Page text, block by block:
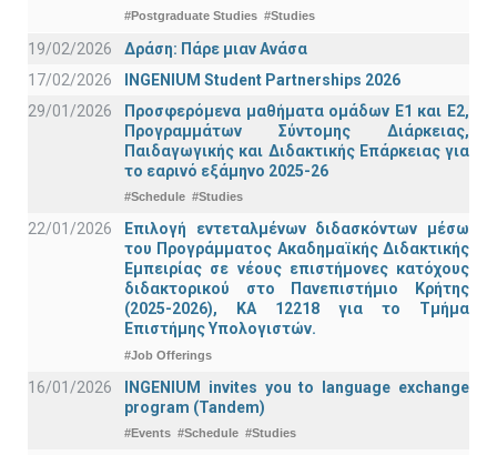
#Postgraduate Studies #Studies
19/02/2026
Δράση: Πάρε μιαν Ανάσα
17/02/2026
INGENIUM Student Partnerships 2026
29/01/2026
Προσφερόμενα μαθήματα ομάδων Ε1 και Ε2,
Προγραμμάτων Σύντομης Διάρκειας,
Παιδαγωγικής και Διδακτικής Επάρκειας για
το εαρινό εξάμηνο 2025-26
#Schedule #Studies
22/01/2026
Επιλογή εντεταλμένων διδασκόντων μέσω
του Προγράμματος Ακαδημαϊκής Διδακτικής
Εμπειρίας σε νέους επιστήμονες κατόχους
διδακτορικού στο Πανεπιστήμιο Κρήτης
(2025-2026), ΚΑ 12218 για το Τμήμα
Επιστήμης Υπολογιστών.
#Job Offerings
16/01/2026
INGENIUM invites you to language exchange
program (Tandem)
#Events #Schedule #Studies